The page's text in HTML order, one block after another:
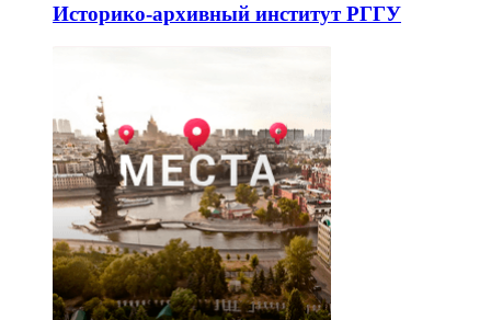
Историко-архивный институт РГГУ